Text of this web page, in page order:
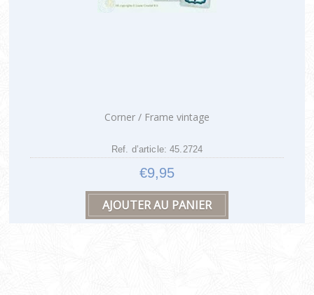
Corner / Frame vintage
Ref. d’article: 45.2724
€9,95